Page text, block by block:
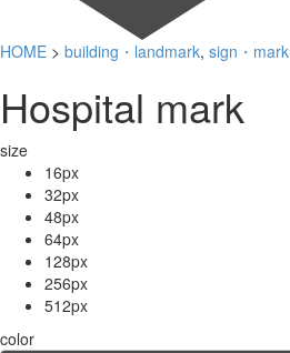
HOME > building・landmark, sign・mark
Hospital mark
size
16px
32px
48px
64px
128px
256px
512px
color